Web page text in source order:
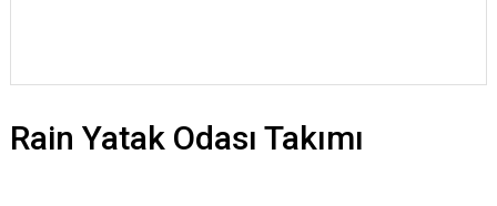
Rain Yatak Odası Takımı